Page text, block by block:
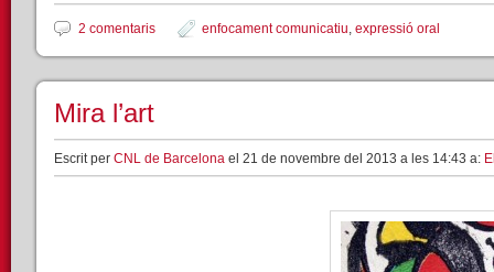
2 comentaris enfocament comunicatiu, expressió oral
Mira l’art
Escrit per CNL de Barcelona el 21 de novembre del 2013 a les 14:43 a: